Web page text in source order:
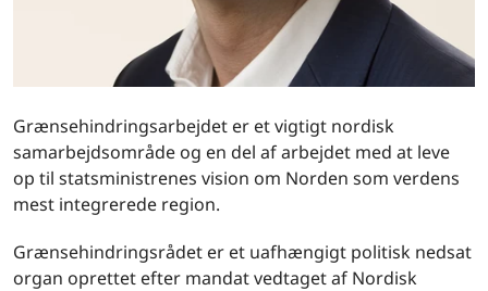
Grænsehindringsarbejdet er et vigtigt nordisk
samarbejdsområde og en del af arbejdet med at leve
op til statsministrenes vision om Norden som verdens
mest integrerede region.
Grænsehindringsrådet er et uafhængigt politisk nedsat
organ oprettet efter mandat vedtaget af Nordisk